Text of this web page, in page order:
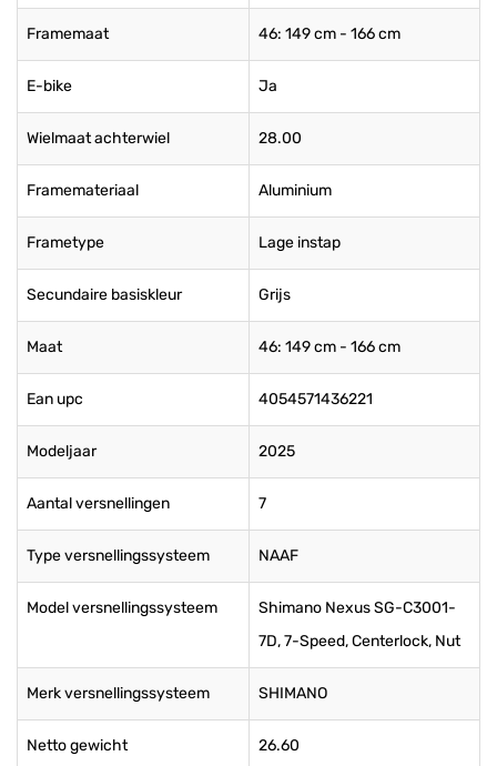
Framemaat 46: 149 cm - 166 cm
E-bike Ja
Wielmaat achterwiel 28.00
Framemateriaal Aluminium
Frametype Lage instap
Secundaire basiskleur Grijs
Maat 46: 149 cm - 166 cm
Ean upc 4054571436221
Modeljaar 2025
Aantal versnellingen 7
Type versnellingssysteem NAAF
Model versnellingssysteem
Shimano Nexus SG-C3001-
7D, 7-Speed, Centerlock, Nut
Merk versnellingssysteem SHIMANO
Netto gewicht 26.60